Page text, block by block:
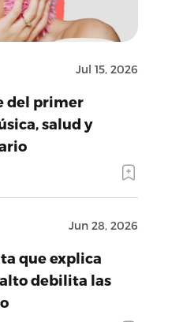
Jul 15, 2026
del primer
salud y
Jun 28, 2026
que explica
debilita las